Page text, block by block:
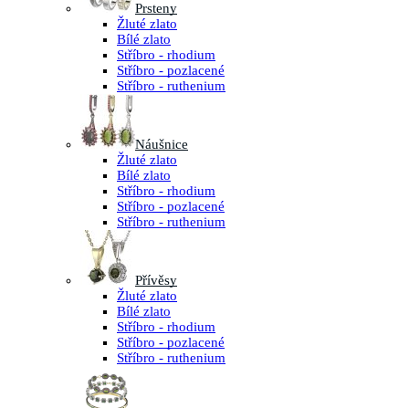
Prsteny
Žluté zlato
Bílé zlato
Stříbro - rhodium
Stříbro - pozlacené
Stříbro - ruthenium
Náušnice
Žluté zlato
Bílé zlato
Stříbro - rhodium
Stříbro - pozlacené
Stříbro - ruthenium
Přívěsy
Žluté zlato
Bílé zlato
Stříbro - rhodium
Stříbro - pozlacené
Stříbro - ruthenium